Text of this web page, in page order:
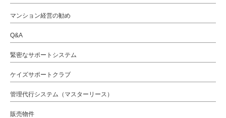
マンション経営の勧め
Q&A
緊密なサポートシステム
ケイズサポートクラブ
管理代行システム（マスターリース）
販売物件